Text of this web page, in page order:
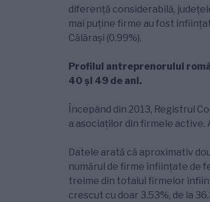
diferență considerabilă,
mai puține firme au fost
Călărași (0.99%).
Profilul antreprenorului
40 și 49 de ani.
Începând din 2013, Registrul
a asociaților din firmele active.
Datele arată că aproximativ
numărul de firme înființate de
treime din totalul firmelor
crescut cu doar 3.53%, de la